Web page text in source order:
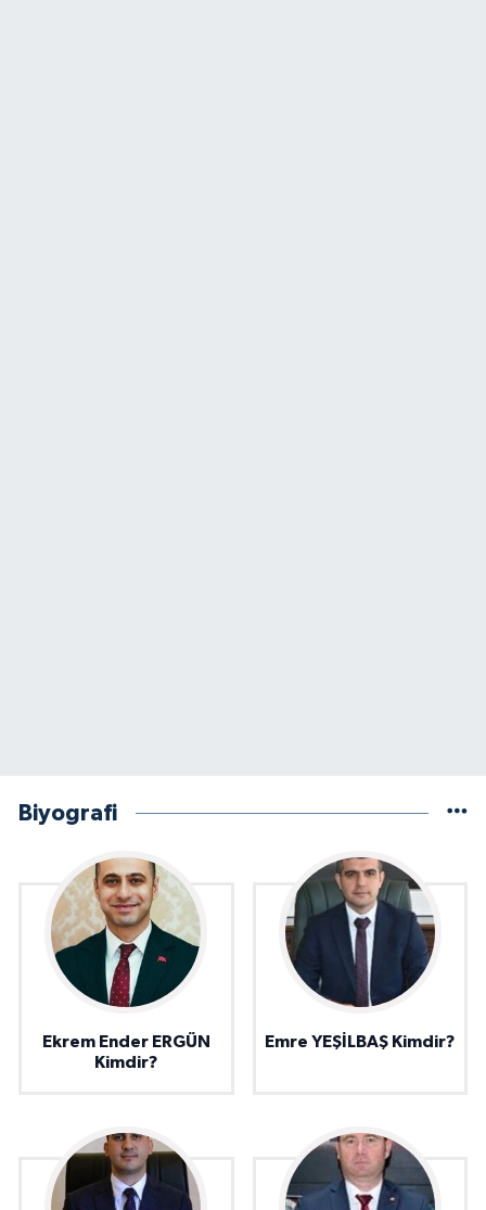
Biyografi
Ekrem Ender ERGÜN
Kimdir?
Emre YEŞİLBAŞ Kimdir?